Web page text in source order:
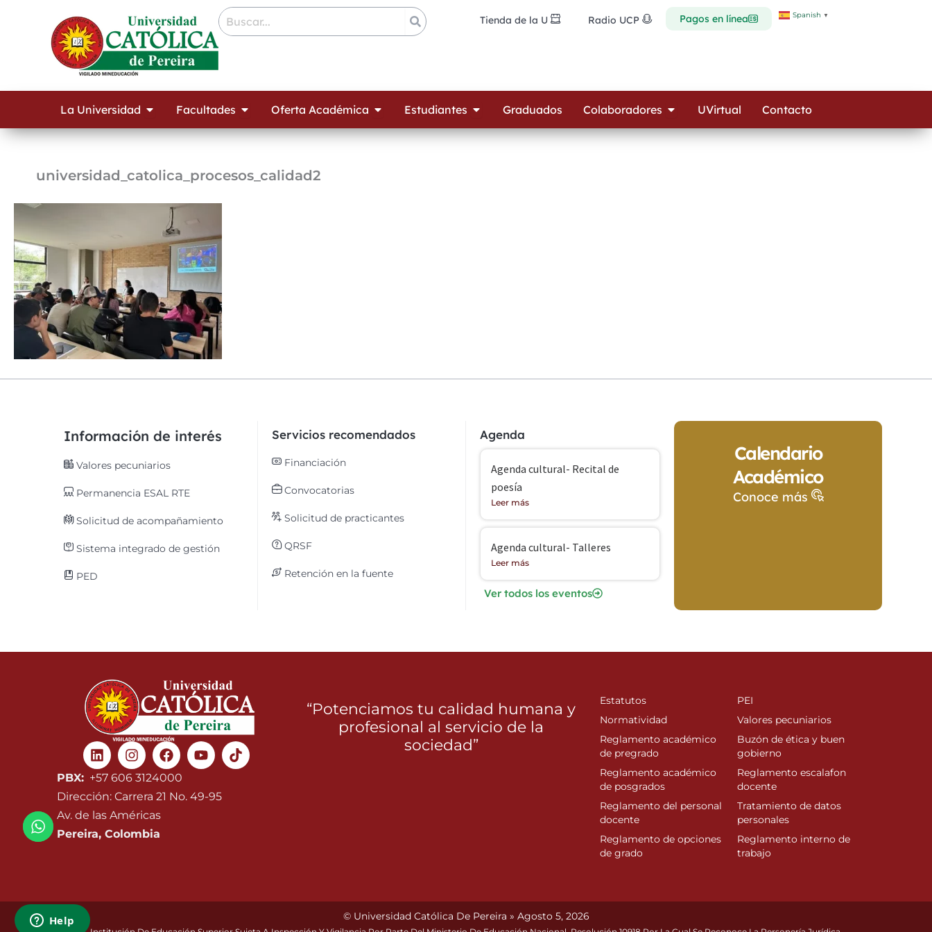
Tienda de la U Radio UCP Pagos en línea Spanish ▼
La Universidad Open La Universidad
Facultades Open Facultades
Oferta Académica Open Oferta Académica
Estudiantes Open Estudiantes
Graduados Colaboradores Open Colaboradores
UVirtual Contacto
universidad_catolica_procesos_calidad2
Información de interés
Valores pecuniarios
Permanencia ESAL RTE
Solicitud de acompañamiento
Sistema integrado de gestión
PED
Servicios recomendados
Financiación
Convocatorias
Solicitud de practicantes
QRSF
Retención en la fuente
Agenda
Agenda cultural- Recital de
poesía
Leer más
Agenda cultural- Talleres
Leer más
Ver todos los eventos
Calendario
Académico
Conoce más
LinkedinInstagram
Facebook
Youtube
PBX: +57 606 3124000
Dirección: Carrera 21 No. 49-95
Av. de las Américas
Pereira, Colombia
“Potenciamos tu calidad humana y
profesional al servicio de la
sociedad”
Estatutos
Normatividad
Reglamento académico
de pregrado
Reglamento académico
de posgrados
Reglamento del personal
docente
Reglamento de opciones
de grado
PEI
Valores pecuniarios
Buzón de ética y buen
gobierno
Reglamento escalafon
docente
Tratamiento de datos
personales
Reglamento interno de
trabajo
© Universidad Católica De Pereira » Agosto 5, 2026